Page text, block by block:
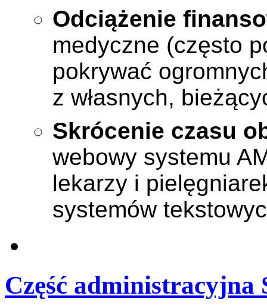
Odciążenie
medyczne (często
pokrywać
z własnych,
Skrócenie czasu
webowy systemu
lekarzy i
systemów
Część administracyjna